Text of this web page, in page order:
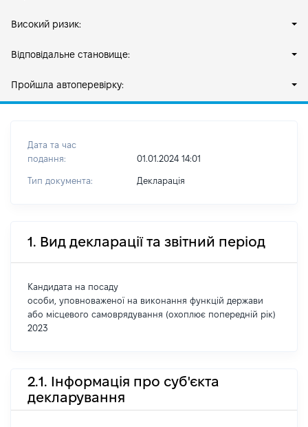
Високий ризик:
Відповідальне становище:
Пройшла автоперевірку:
Дата та час
подання:
01.01.2024 14:01
Тип документа: Декларація
1. Вид декларації та звітний період
Кандидата на посаду
особи, уповноваженої на виконання функцій держави
або місцевого самоврядування (охоплює попередній рік)
2023
2.1. Інформація про суб'єкта
декларування